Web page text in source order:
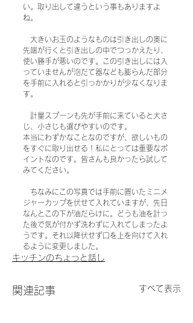
い。取り出して違うという事もありますよ
ね。
大きいお玉のようなものは引き出しの奥に
先端が行くと引き出しの中でつっかえたり、
使い勝手が悪いのです。この引き出しには入
っていませんが泡だて器なども膨らんだ部分
を手前に入れると引っかかりが少なくなりま
す。
計量スプーンも先が手前に来ていると大さ
じ、小さじも選びやすいのです。
本当にわずかなことなのですが、欲しいもの
をすぐに取り出せる！私にとっては重要なポ
イントなのです。皆さんも良かったら試して
みてください。
ちなみにこの写真では手前に置いたミニメ
ジャーカップを伏せて入れていますが、先日
なんとこの下が油だらけに。どうも油を計っ
た後で気が付かず洗わずに入れてしまったよ
うです。それ以降伏せず口を上を向けて入れ
るように変更しました。
キッチンのちょっと話し
関連記事 すべて表示